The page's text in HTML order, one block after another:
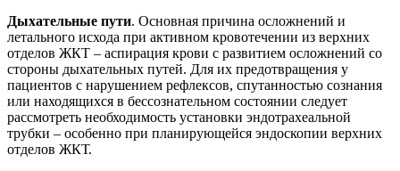
Дыхательные пути. Основная причина осложнений и
летального исхода при активном кровотечении из верхних
отделов ЖКТ – аспирация крови с развитием осложнений со
стороны дыхательных путей. Для их предотвращения у
пациентов с нарушением рефлексов, спутанностью сознания
или находящихся в бессознательном состоянии следует
рассмотреть необходимость установки эндотрахеальной
трубки – особенно при планирующейся эндоскопии верхних
отделов ЖКТ.